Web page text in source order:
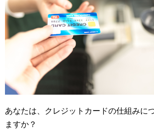
あなたは、クレジットカードの仕組みに
ますか？